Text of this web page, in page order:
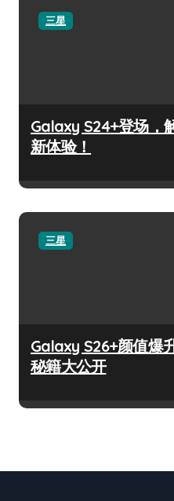
三星
Galaxy S24+登场，
新体验！
三星
Galaxy S26+颜值爆
秘籍大公开